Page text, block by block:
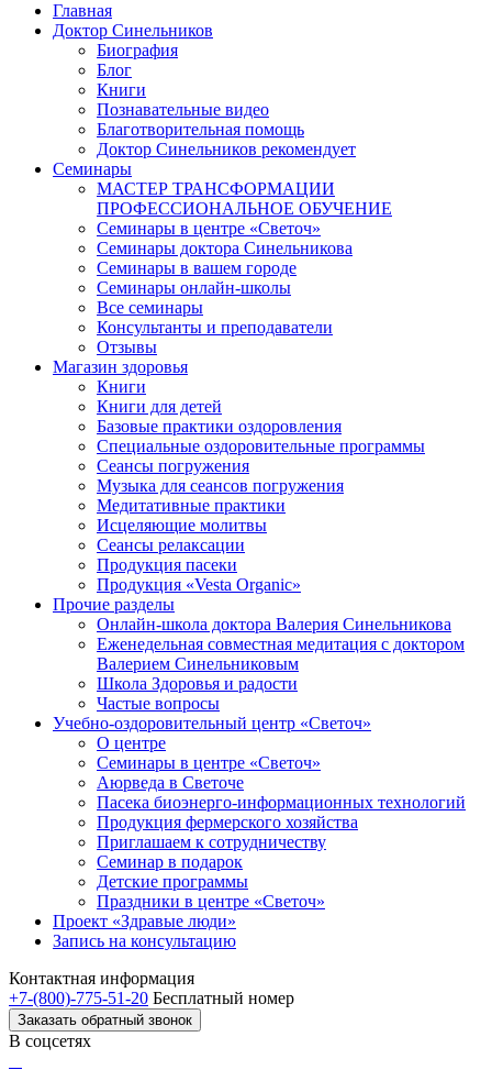
Главная
Доктор Синельников
Биография
Блог
Книги
Познавательные видео
Благотворительная помощь
Доктор Синельников рекомендует
Семинары
МАСТЕР ТРАНСФОРМАЦИИ
ПРОФЕССИОНАЛЬНОЕ ОБУЧЕНИЕ
Семинары в центре «Светоч»
Семинары доктора Синельникова
Семинары в вашем городе
Семинары онлайн-школы
Все семинары
Консультанты и преподаватели
Отзывы
Магазин здоровья
Книги
Книги для детей
Базовые практики оздоровления
Специальные оздоровительные программы
Сеансы погружения
Музыка для сеансов погружения
Медитативные практики
Исцеляющие молитвы
Сеансы релаксации
Продукция пасеки
Продукция «Vesta Organic»
Прочие разделы
Онлайн-школа доктора Валерия Синельникова
Еженедельная совместная медитация с доктором
Валерием Синельниковым
Школа Здоровья и радости
Частые вопросы
Учебно-оздоровительный центр «Светоч»
О центре
Семинары в центре «Светоч»
Аюрведа в Светоче
Пасека биоэнерго-информационных технологий
Продукция фермерского хозяйства
Приглашаем к сотрудничеству
Семинар в подарок
Детские программы
Праздники в центре «Светоч»
Проект «Здравые люди»
Запись на консультацию
Контактная информация
+7-(800)-775-51-20 Бесплатный номер
Заказать обратный звонок
В соцсетях